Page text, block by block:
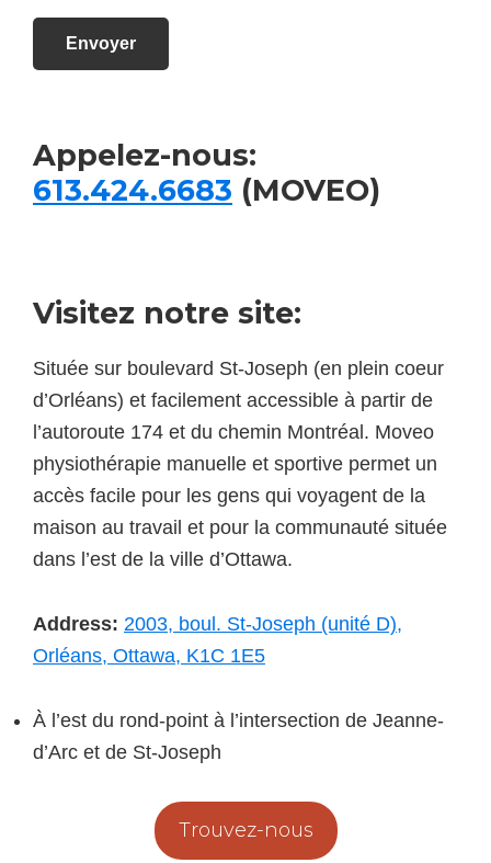
Appelez-nous:
613.424.6683 (MOVEO)
Visitez notre site:
Située sur boulevard St-Joseph (en plein coeur
d’Orléans) et facilement accessible à partir de
l’autoroute 174 et du chemin Montréal. Moveo
physiothérapie manuelle et sportive permet un
accès facile pour les gens qui voyagent de la
maison au travail et pour la communauté située
dans l’est de la ville d’Ottawa.
Address: 2003, boul. St-Joseph (unité D),
Orléans, Ottawa, K1C 1E5
À l’est du rond-point à l’intersection de Jeanne-
d’Arc et de St-Joseph
Trouvez-nous